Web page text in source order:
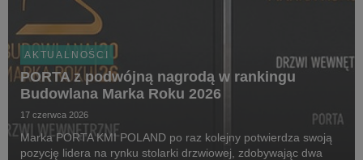
AKTUALNOŚCI
PORTA z podwójną nagrodą w rankingu
Budowlana Marka Roku 2026
17 czerwca 2026
Marka PORTA KMI POLAND po raz kolejny potwierdza swoją
pozycję lidera na rynku stolarki drzwiowej, zdobywając dwa